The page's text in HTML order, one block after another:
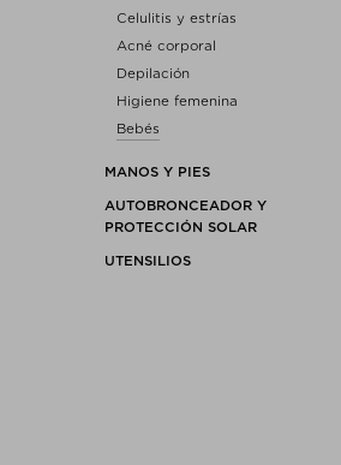
Celulitis y estrías
Acné corporal
Depilación
Higiene femenina
Bebés
MANOS Y PIES
AUTOBRONCEADOR Y
PROTECCIÓN SOLAR
UTENSILIOS